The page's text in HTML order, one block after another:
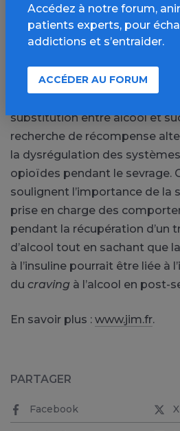
Des études récentes
patients augmentent leur
envie de sucre après un
modèles animaux (rats post-
substitution entre alcool et
recherche de récompense
la dysrégulation des
opioïdes pendant le sevrage.
soulignent l’importance de la
prise en charge des
pendant la récupération d’un
d’alcool tout en sachant que
à l’insuline pourrait être liée à
du craving à l’alcool en post-
En savoir plus : www.jim.fr.
PARTAGER
Facebook X
Accédez à notre forum,
patients experts, pour
addictions et s’entraider.
ACCÉDER AU FORUM